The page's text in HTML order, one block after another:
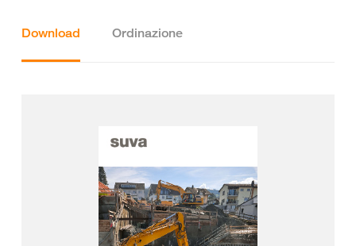
Download Ordinazione